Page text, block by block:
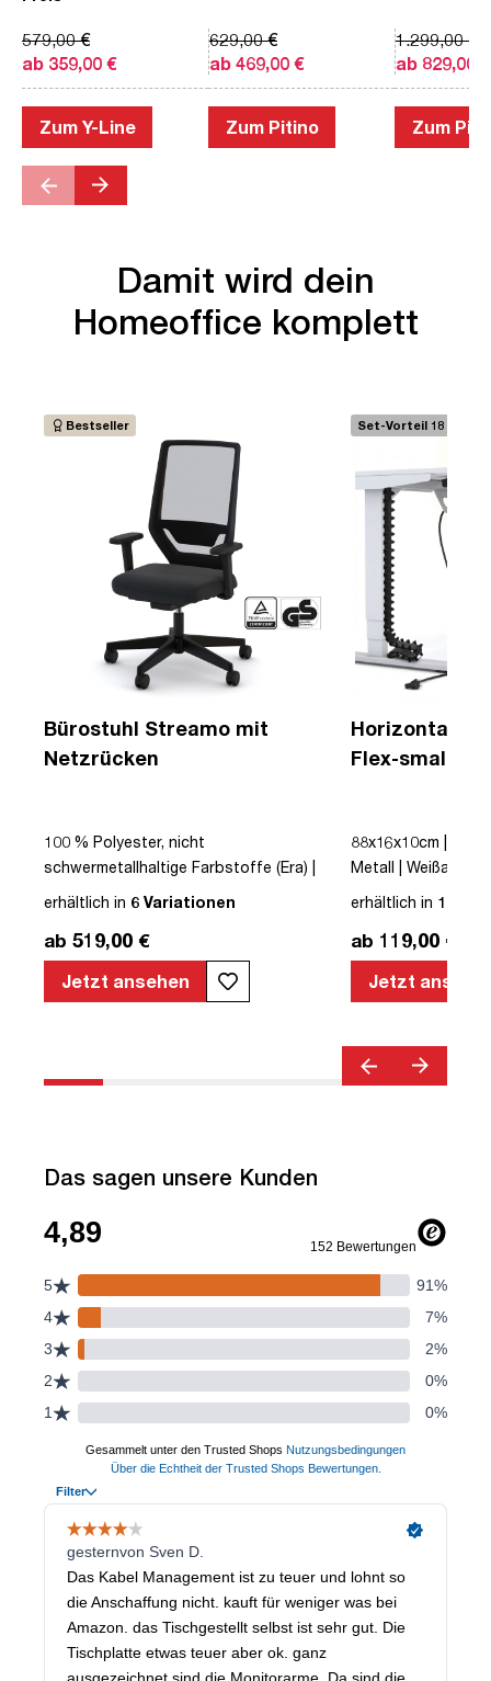
ab 359,00 €
579,00 €
Zum Y-Line
ab 469,00 €
629,00 €
Zum Pitino
ab 829,00 €
1.299,00 €
Zum
Damit wird dein
Homeoffice komplett
Bestseller
Bürostuhl Streamo mit
Netzrücken
100 % Polyester, nicht
schwermetallhaltige Farbstoffe (Era) |
Schwarz | Drehstuhl | Netzrücken | mit
Höhenverstellbar | Verstellbare
Sitztiefe | Verstellbare Armlehnen |
Verstellbare Sitzneigung | Verstellbare
erhältlich in 6 Variationen
ab 519,00 €
Jetzt ansehen
Set-Vorteil 18 €
Horizontaler
Flex-small +
88x16x10cm |
Metall |
erhältlich in 12
ab 119,00 €
Jetzt
Das sagen unsere Kunden